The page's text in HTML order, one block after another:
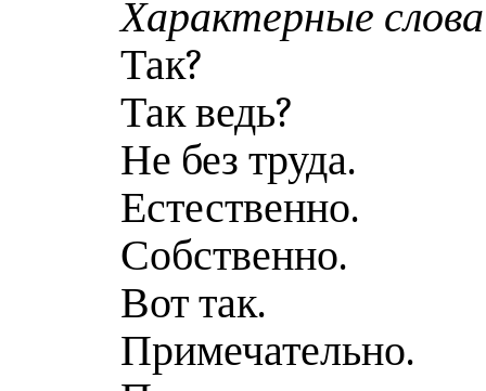
Характерные
Так?
Так ведь?
Не без труда.
Естественно.
Собственно.
Вот так.
Примечательно.